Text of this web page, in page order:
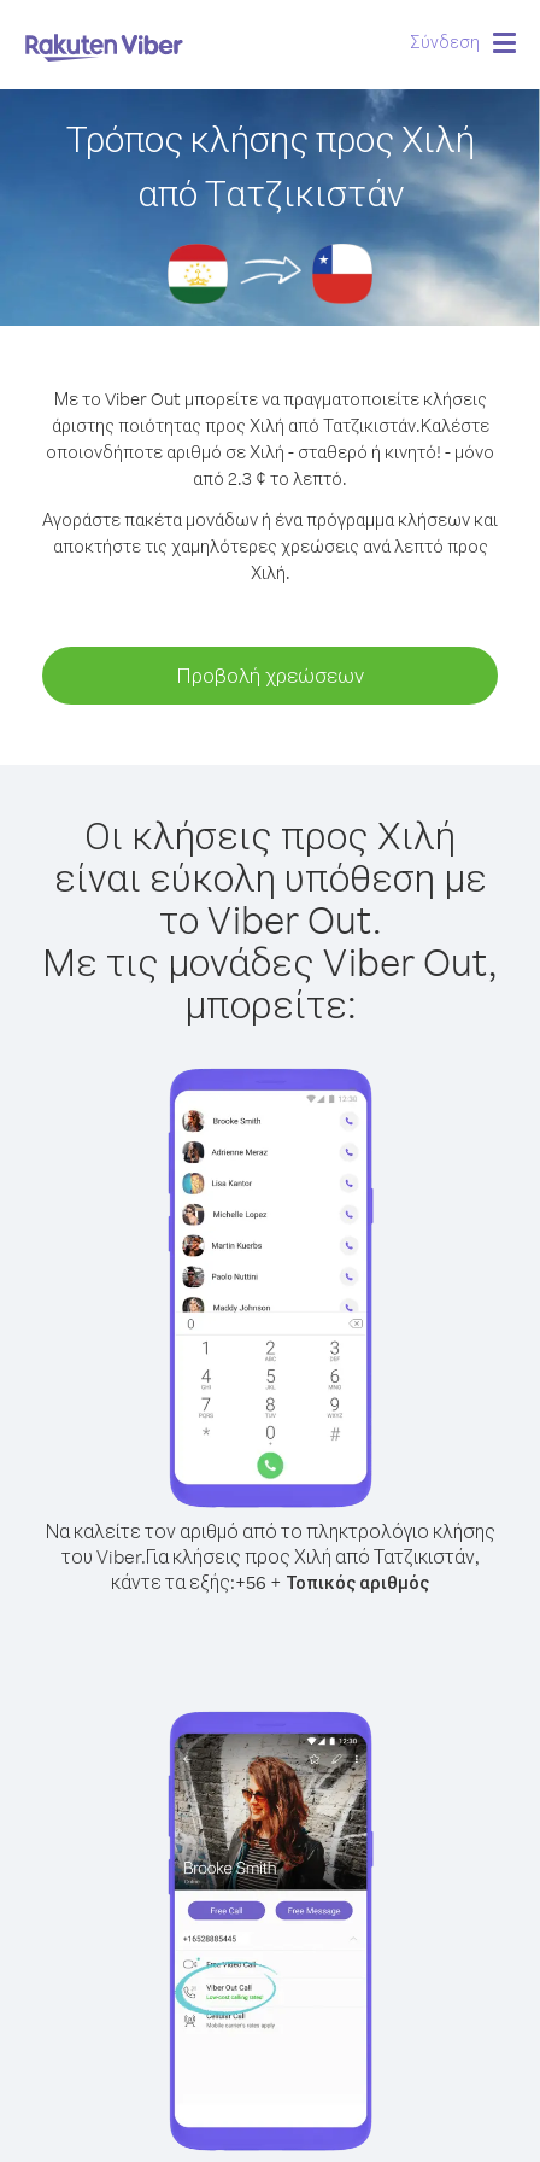
Σύνδεση
Τρόπος κλήσης προς Χιλή
από Τατζικιστάν
Με το Viber Out μπορείτε να πραγματοποιείτε κλήσεις
άριστης ποιότητας προς Χιλή από Τατζικιστάν.Καλέστε
οποιονδήποτε αριθμό σε Χιλή - σταθερό ή κινητό! - μόνο
από 2.3 ¢ το λεπτό.
Αγοράστε πακέτα μονάδων ή ένα πρόγραμμα κλήσεων και
αποκτήστε τις χαμηλότερες χρεώσεις ανά λεπτό προς
Χιλή.
Προβολή χρεώσεων
Οι κλήσεις προς Χιλή
είναι εύκολη υπόθεση με
το Viber Out.
Με τις μονάδες Viber Out,
μπορείτε:
Να καλείτε τον αριθμό από το πληκτρολόγιο κλήσης
του Viber.Για κλήσεις προς Χιλή από Τατζικιστάν,
κάντε τα εξής:+56 + Τοπικός αριθμός